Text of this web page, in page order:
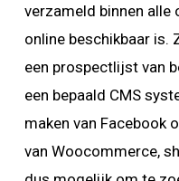
verzameld binnen
online beschikbaar is.
een prospectlijst van
een bepaald CMS
maken van Facebook
van Woocommerce,